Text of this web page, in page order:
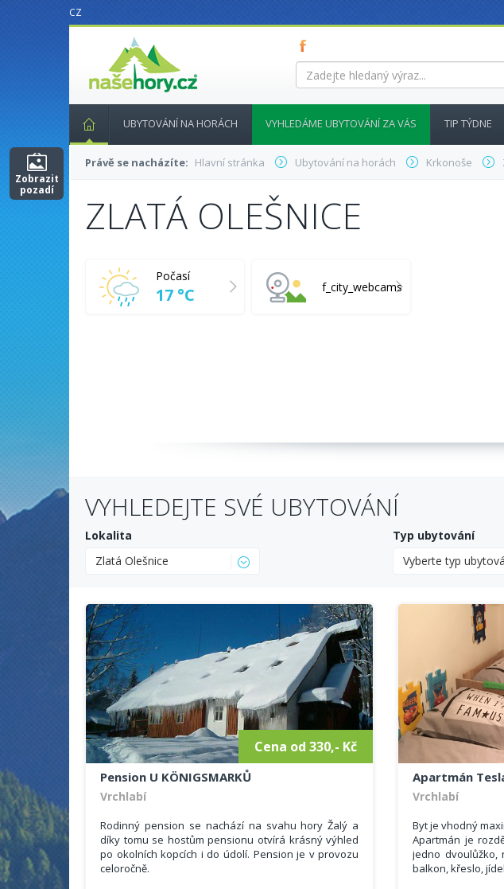
CZ
nasehory.cz
Zadejte
hledaný
UBYTOVÁNÍ NA HORÁCH VYHLEDÁME UBYTOVÁNÍ ZA VÁS TIP TÝDNE
Právě se nacházíte: Hlavní stránka Ubytování na horách Krkonoše
ZLATÁ OLEŠNICE
Počasí
17 °C f_city_webcams
VYHLEDEJTE SVÉ UBYTOVÁNÍ
Lokalita
Zlatá Olešnice
Typ ubytování
Vyberte typ
Cena od 330,- Kč
Pension U KÖNIGSMARKŮ
Vrchlabí
Rodinný pension se nachází na svahu hory Žalý a
díky tomu se hostům pensionu otvírá krásný výhled
po okolních kopcích i do údolí. Pension je v provozu
celoročně.
Apartmán
Vrchlabí
Byt je vhodný
Apartmán je
jedno dvoulůžko,
balkon, křeslo,
Zobrazit
pozadí